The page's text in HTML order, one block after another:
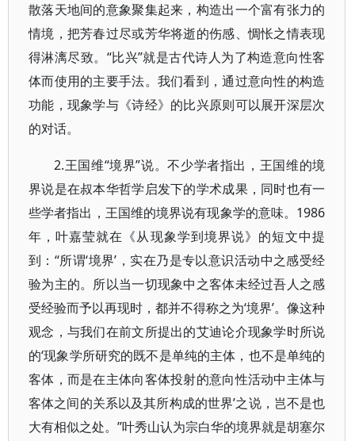
散落天地间的意象聚集起来，构造出一个富有张力的
情境，把芳春过尽或芳华将逝的伤感、惆怅之情表现
得淋漓尽致。“比兴”就是古代诗人为了构造意向性客
体而使用的主要手法。我们看到，通过意向性的构造
功能，现象学与《诗经》的比兴原则可以展开深层次
的对话。
2.王国维“境界”说。不少学者指出，王国维的境
界说是在叔本华哲学启发下的学术成果，同时也有一
些学者指出，王国维的境界说有现象学的意味。1986
年，叶嘉莹就在《从现象学到境界说》的短文中提
到：“所谓‘境界’，实在乃是专以意识活动中之感受经
验为主的。所以当一切现象中之客体未经过吾人之感
受经验而予以再现时，都并不得称之为‘境界’。像这种
观念，与我们在前文所提出的艾迪论介现象学时所说
的‘现象学所研究的既不是单纯的主体，也不是单纯的
客体，而是在主体向客体投射的意向性活动中主体与
客体之间的关系以及其所构成的世界’之说，岂不是也
大有相似之处。”叶秀山认为宗白华的境界就是胡塞尔